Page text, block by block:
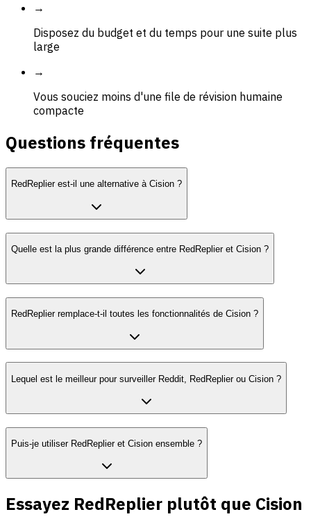
→
Disposez du budget et du temps pour une suite plus
large
→
Vous souciez moins d'une file de révision humaine
compacte
Questions fréquentes
RedReplier est-il une alternative à Cision ?
Quelle est la plus grande différence entre RedReplier et Cision ?
RedReplier remplace-t-il toutes les fonctionnalités de Cision ?
Lequel est le meilleur pour surveiller Reddit, RedReplier ou Cision ?
Puis-je utiliser RedReplier et Cision ensemble ?
Essayez RedReplier plutôt que Cision